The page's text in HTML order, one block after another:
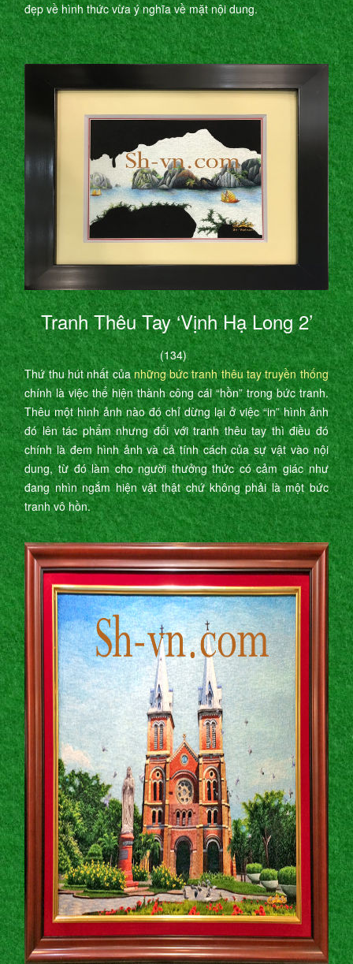
đẹp về hình thức vừa ý nghĩa về mặt nội dung.
Tranh Thêu Tay ‘Vịnh Hạ Long 2’
(134)
Thứ thu hút nhất củanhững bức tranh thêu tay truyền thống
chính là việc thể hiện thành công cái “hồn” trong bức tranh.
Thêu một hình ảnh nào đó chỉ dừng lại ở việc “in” hình ảnh
đó lên tác phẩm nhưng đối với tranh thêu tay thì điều đó
chính là đem hình ảnh và cả tính cách của sự vật vào nội
dung, từ đó làm cho người thưởng thức có cảm giác như
đang nhìn ngắm hiện vật thật chứ không phải là một bức
tranh vô hồn.